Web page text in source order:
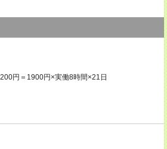
円＝1900円×実働8時間×21日